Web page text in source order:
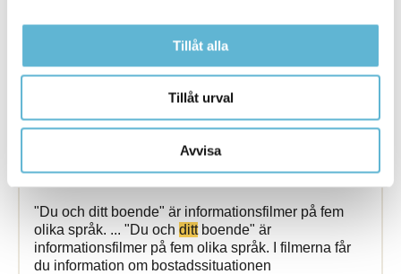
Tillåt alla
Tillåt urval
Avvisa
boende - somaliska
Webbsida
"Du och ditt boende" är informationsfilmer på fem
olika språk. ... "Du och dittboende" är
informationsfilmer på fem olika språk. I filmerna får
du information om bostadssituationen